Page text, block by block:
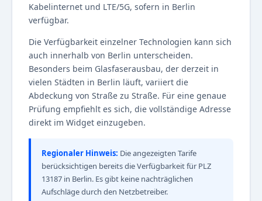
Kabelinternet und LTE/5G, sofern in Berlin
verfügbar.
Die Verfügbarkeit einzelner Technologien kann sich
auch innerhalb von Berlin unterscheiden.
Besonders beim Glasfaserausbau, der derzeit in
vielen Städten in Berlin läuft, variiert die
Abdeckung von Straße zu Straße. Für eine genaue
Prüfung empfiehlt es sich, die vollständige Adresse
direkt im Widget einzugeben.
Regionaler Hinweis: Die angezeigten Tarife
berücksichtigen bereits die Verfügbarkeit für PLZ
13187 in Berlin. Es gibt keine nachträglichen
Aufschläge durch den Netzbetreiber.